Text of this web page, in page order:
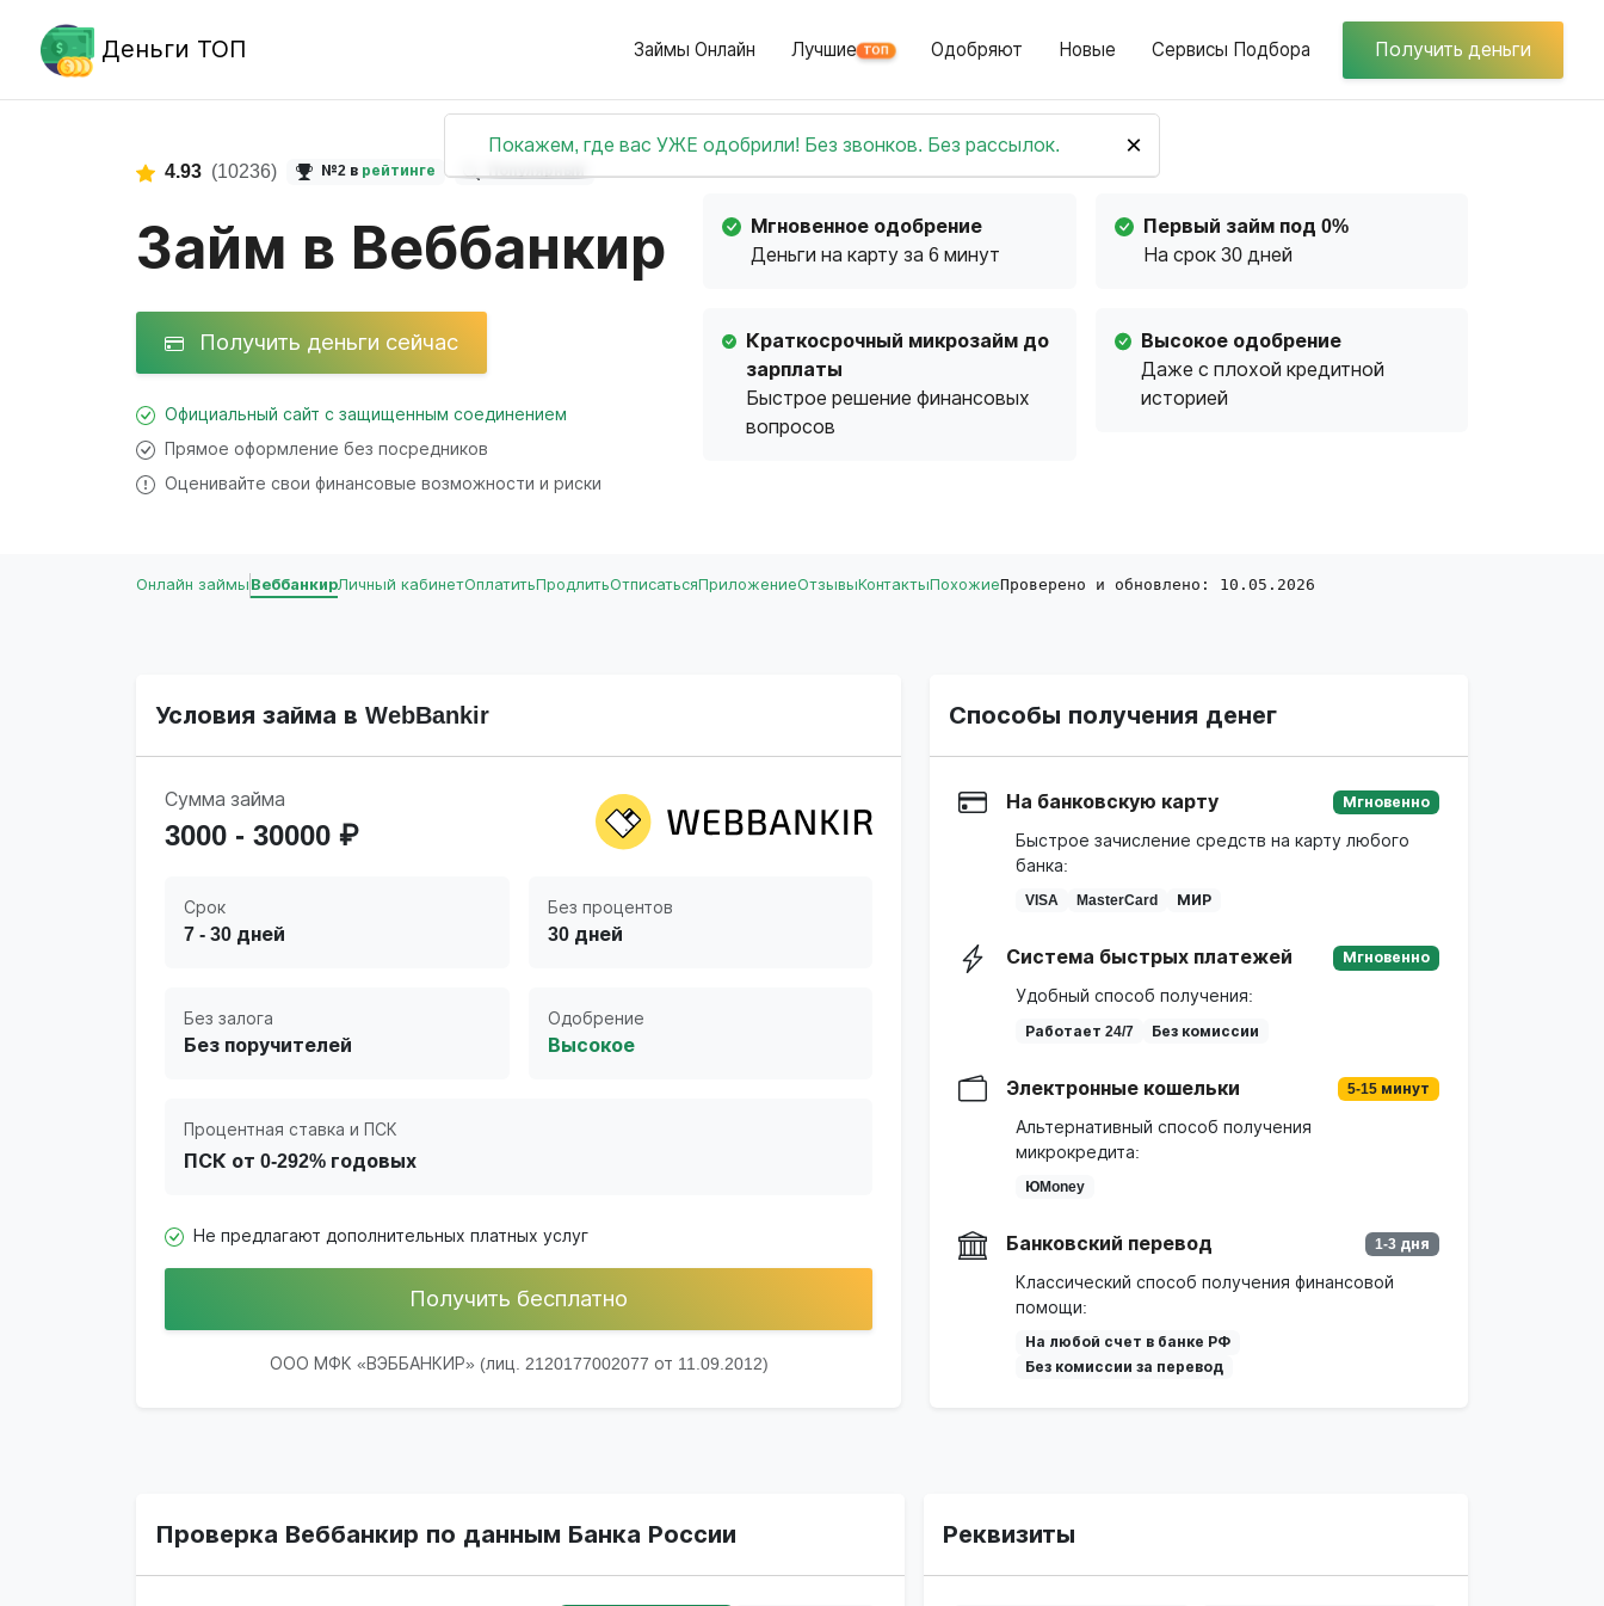
Деньги ТОП Займы Онлайн Лучшие ТОП Одобряют Новые Сервисы Подбора Получить деньги
Покажем, где вас УЖЕ одобрили! Без звонков. Без рассылок. ×
4.93 (10236) №2 в рейтинге
Займ в Веббанкир
Получить деньги сейчас
Официальный сайт с защищенным соединением
Прямое оформление без посредников
Оценивайте свои финансовые возможности и риски
Мгновенное одобрение
Деньги на карту за 6 минут
Первый займ под 0%
На срок 30 дней
Краткосрочный микрозайм до
зарплаты
Быстрое решение финансовых
вопросов
Высокое одобрение
Даже с плохой кредитной
историей
Онлайн займы ВеббанкирЛичный кабинетОплатитьПродлитьОтписатьсяПриложениеОтзывыКонтактыПохожиеПроверено и обновлено: 10.05.2026
Условия займа в WebBankir
Сумма займа
3000 - 30000 ₽
Срок
7 - 30 дней
Без процентов
30 дней
Без залога
Без поручителей
Одобрение
Высокое
Процентная ставка и ПСК
ПСК от 0-292% годовых
Не предлагают дополнительных платных услуг
Получить бесплатно
ООО МФК «ВЭББАНКИР» (лиц. 2120177002077 от 11.09.2012)
Способы получения денег
На банковскую карту Мгновенно
Быстрое зачисление средств на карту любого
банка:
VISA MasterCard МИР
Система быстрых платежей Мгновенно
Удобный способ получения:
Работает 24/7 Без комиссии
Электронные кошельки 5-15 минут
Альтернативный способ получения
микрокредита:
ЮMoney
Банковский перевод 1-3 дня
Классический способ получения финансовой
помощи:
На любой счет в банке РФ
Без комиссии за перевод
Проверка Веббанкир по данным Банка России Реквизиты